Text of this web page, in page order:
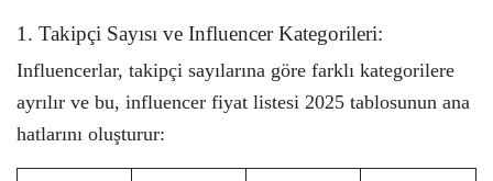
1. Takipçi Sayısı ve Influencer Kategorileri:
Influencerlar, takipçi sayılarına göre farklı kategorilere
ayrılır ve bu, influencer fiyat listesi 2025 tablosunun ana
hatlarını oluşturur: